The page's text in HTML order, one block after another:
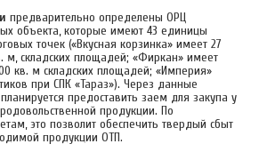
предварительно определены ОРЦ
объекта, которые имеют 43 единицы
точек («Вкусная корзинка» имеет 27
м, складских площадей; «Фиркан» имеет
кв. м складских площадей; «Империя»
при СПК «Тараз»). Через данные
предоставить заем для закупа у
продукции. По
это позволит обеспечить твердый сбыт
продукции ОТП.